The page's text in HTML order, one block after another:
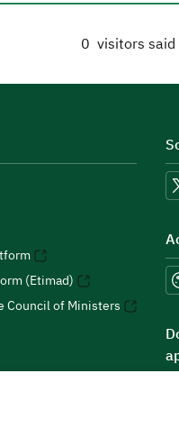
0 visitors
(Etimad)
Council of Ministers